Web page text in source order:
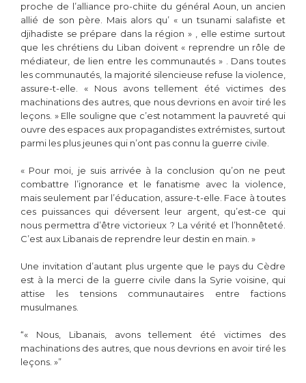
proche de l’alliance pro-chiite du général Aoun, un ancien
allié de son père. Mais alors qu’ « un tsunami salafiste et
djihadiste se prépare dans la région » , elle estime surtout
que les chrétiens du Liban doivent « reprendre un rôle de
médiateur, de lien entre les communautés » . Dans toutes
les communautés, la majorité silencieuse refuse la violence,
assure-t-elle. « Nous avons tellement été victimes des
machinations des autres, que nous devrions en avoir tiré les
leçons. » Elle souligne que c’est notamment la pauvreté qui
ouvre des espaces aux propagandistes extrémistes, surtout
parmi les plus jeunes qui n’ont pas connu la guerre civile.
« Pour moi, je suis arrivée à la conclusion qu’on ne peut
combattre l’ignorance et le fanatisme avec la violence,
mais seulement par l’éducation, assure-t-elle. Face à toutes
ces puissances qui déversent leur argent, qu’est-ce qui
nous permettra d’être victorieux ? La vérité et l’honnêteté.
C’est aux Libanais de reprendre leur destin en main. »
Une invitation d’autant plus urgente que le pays du Cèdre
est à la merci de la guerre civile dans la Syrie voisine, qui
attise les tensions communautaires entre factions
musulmanes.
“« Nous, Libanais, avons tellement été victimes des
machinations des autres, que nous devrions en avoir tiré les
leçons. »”